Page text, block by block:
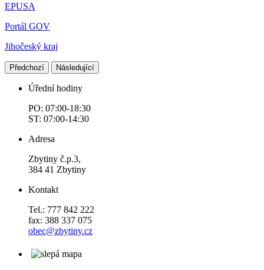
EPUSA
Portál GOV
Jihočeský kraj
Předchozí Následující
Úřední hodiny
PO: 07:00-18:30
ST: 07:00-14:30
Adresa
Zbytiny č.p.3,
384 41 Zbytiny
Kontakt
Tel.: 777 842 222
fax: 388 337 075
obec@zbytiny.cz